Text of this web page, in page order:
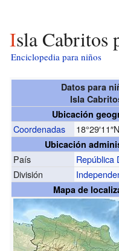
Isla Cabritos
Enciclopedia para niños
Datos para
Isla
Ubicación
Coordenadas 18°29′11″N
Ubicación
País
República
División
Mapa de